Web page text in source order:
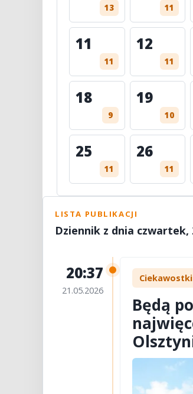
13 11
11
11
12
11
18
9
19
10
25
11
26
11
LISTA PUBLIKACJI
Dziennik z dnia czwartek,
20:37
21.05.2026
Ciekawostki
Będą